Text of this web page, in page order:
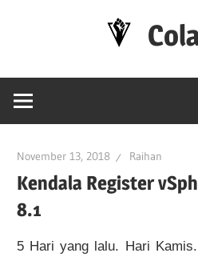
Lebih
November 13, 2018 Raihan
Kendala Register
8.1
5 Hari yang lalu. Hari